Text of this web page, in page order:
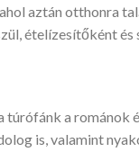
aztán otthonra
ételízesítőként
túrófánk a románok
is, valamint